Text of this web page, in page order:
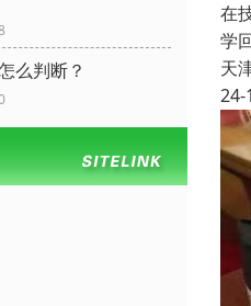
么判断？
在
学
天
24-